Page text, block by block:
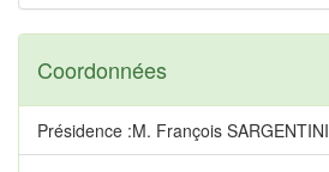
Coordonnées
Présidence :M. François SARGENTINI